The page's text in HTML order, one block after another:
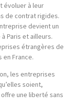
évoluer à leur
de contrat rigides.
devient un
Paris et ailleurs.
étrangères de
France.
les entreprises
soient,
une liberté sans